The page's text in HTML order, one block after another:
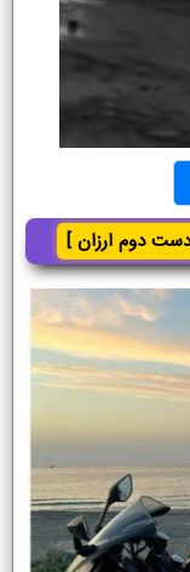
دوم ارزان ]